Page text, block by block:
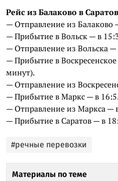
Рейс из Балаково в
— Отправление из Балаково
— Прибытие в Вольск — в
— Отправление из Вольска —
— Прибытие в
минут).
— Отправление из
— Прибытие в Маркс — в
— Отправление из Маркса —
— Прибытие в Саратов — в
#речные перевозки
Материалы по теме